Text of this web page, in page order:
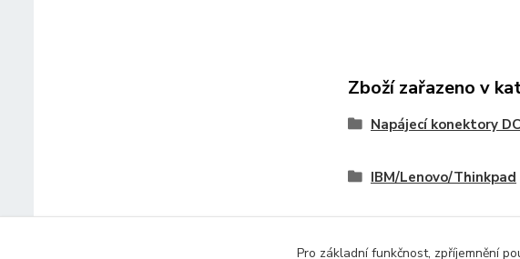
Zboží zařazeno v
Napájecí konektory DC
IBM/Lenovo/Thinkpad
Pro základní funkčnost, zpříjemnění